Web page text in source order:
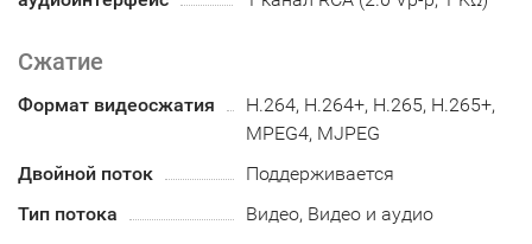
Сжатие
Формат видеосжатия
H.264, H.264+, H.265, H.265+,
MPEG4, MJPEG
Двойной поток
Поддерживается
Тип потока
Видео, Видео и аудио